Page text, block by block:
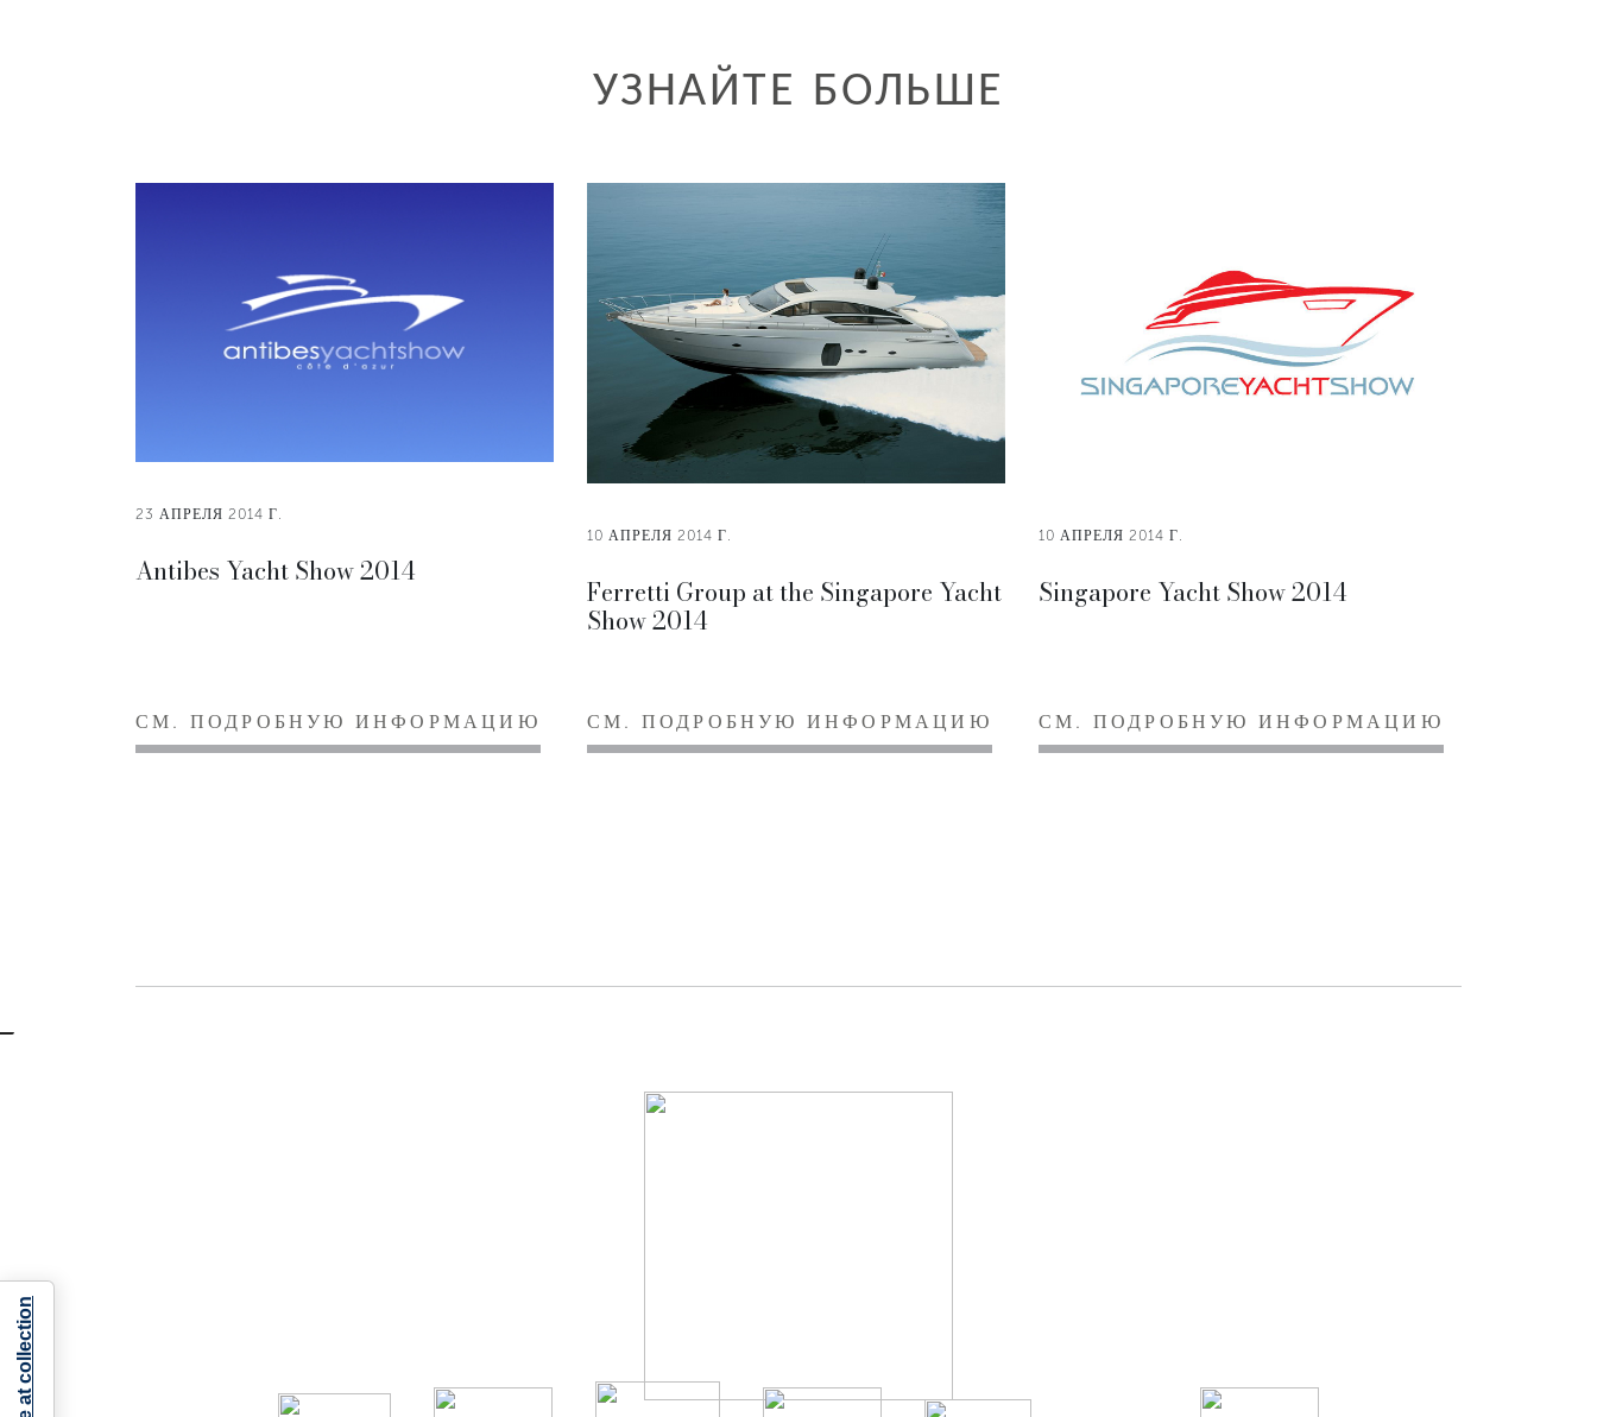
УЗНАЙТЕ БОЛЬШЕ
23 АПРЕЛЯ 2014 Г.
Antibes Yacht Show 2014
СМ. ПОДРОБНУЮ ИНФОРМАЦИЮ
10 АПРЕЛЯ 2014 Г.
Ferretti Group at the Singapore Yacht
Show 2014
СМ. ПОДРОБНУЮ ИНФОРМАЦИЮ
10 АПРЕЛЯ 2014 Г.
Singapore Yacht Show 2014
СМ. ПОДРОБНУЮ ИНФОРМАЦИЮ
Notice at collection